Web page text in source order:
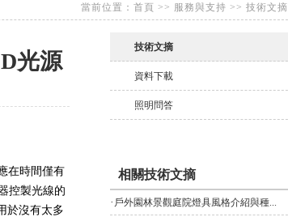
當前位置： 首頁 >> 服務與支持 >> 技術文摘
光源
在時間僅有
控製光線的
於沒有太多
技術文摘
資料下載
照明問答
相關技術文摘
· 戶外園林景觀庭院燈具風格介紹與種...